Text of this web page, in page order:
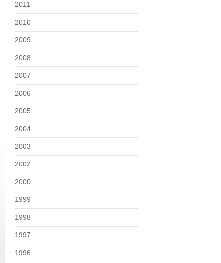
2011
2010
2009
2008
2007
2006
2005
2004
2003
2002
2000
1999
1998
1997
1996